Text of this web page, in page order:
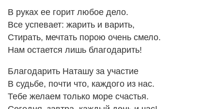
В руках ее горит любое дело.
Все успевает: жарить и варить,
Стирать, мечтать порою очень смело.
Нам остается лишь благодарить!
Благодарить Наташу за участие
В судьбе, почти что, каждого из нас.
Тебе желаем только море счастья.